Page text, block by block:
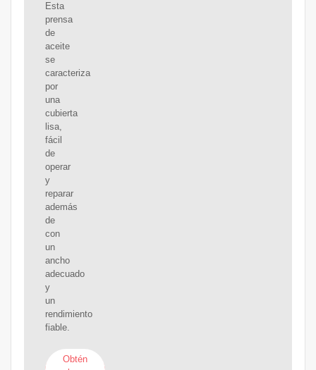
Esta
prensa
de
aceite
se
caracteriza
por
una
cubierta
lisa,
fácil
de
operar
y
reparar
además
de
con
un
ancho
adecuado
y
un
rendimiento
fiable.
Obtén